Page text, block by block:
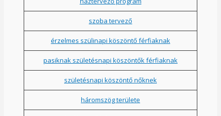
szoba tervező
érzelmes szülinapi köszöntő férfiaknak
pasiknak születésnapi köszöntők férfiaknak
születésnapi köszöntő nőknek
háromszög területe